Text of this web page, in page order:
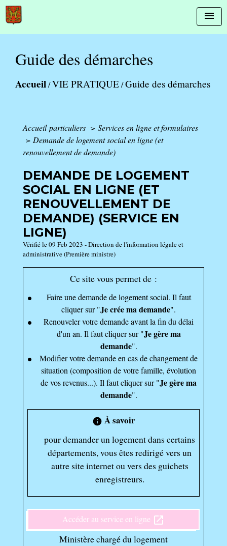
menu
Guide des démarches
Accueil/VIE PRATIQUE/Guide des démarches
Accueil particuliers > Services en ligne et formulaires
> Demande de logement social en ligne (et
renouvellement de demande)
DEMANDE DE LOGEMENT
SOCIAL EN LIGNE (ET
RENOUVELLEMENT DE
DEMANDE) (SERVICE EN
LIGNE)
Vérifié le 09 Feb 2023 - Direction de l'information légale et
administrative (Première ministre)
Ce site vous permet de :
Faire une demande de logement social. Il faut
cliquer sur "Je crée ma demande".
Renouveler votre demande avant la fin du délai
d'un an. Il faut cliquer sur "Je gère ma
demande".
Modifier votre demande en cas de changement de
situation (composition de votre famille, évolution
de vos revenus...). Il faut cliquer sur "Je gère ma
demande".
info À savoir
pour demander un logement dans certains
départements, vous êtes redirigé vers un
autre site internet ou vers des guichets
enregistreurs.
Accéder au service en ligne open_in_new
Ministère chargé du logement